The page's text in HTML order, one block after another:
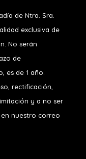
de Ntra. Sra.
exclusiva de
No serán
de
es de 1 año.
rectificación,
y a no ser
nuestro correo